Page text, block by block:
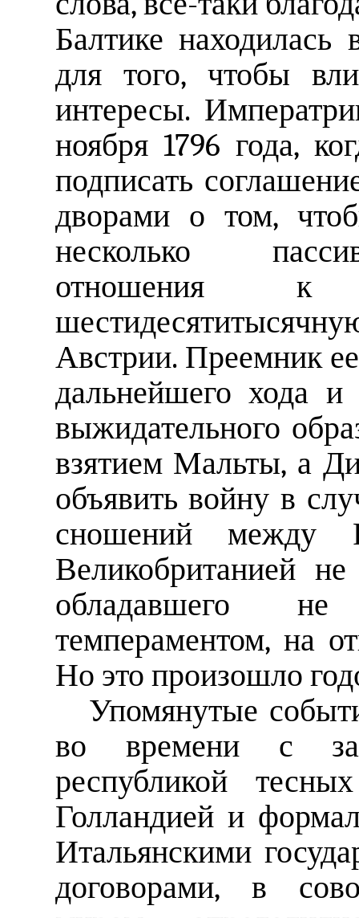
Балтике находилась
для того, чтобы
интересы.
ноября 1796 года,
подписать
дворами о том,
несколько
отношения к
Австрии. Преемник
дальнейшего хода и
выжидательного
взятием Мальты, а
объявить войну в
сношений между
Великобританией
обладавшего
темпераментом, на
Но это произошло
Упомянутые
во времени с
республикой
Голландией и
Итальянскими
договорами, в